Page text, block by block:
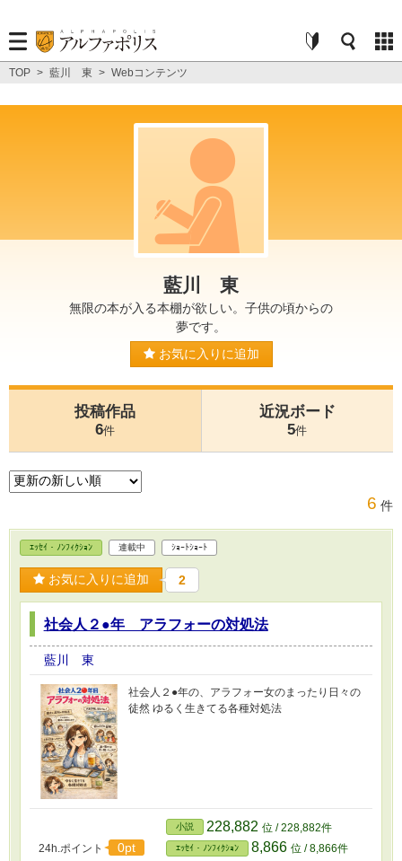
TOP > 藍川 東 > Webコンテンツ
藍川 東
無限の本が入る本棚が欲しい。子供の頃からの
夢です。
お気に入りに追加
投稿作品
6件
近況ボード
5件
6 件
ｴｯｾｲ・ﾉﾝﾌｨｸｼｮﾝ 連載中 ｼｮｰﾄｼｮｰﾄ
お気に入りに追加 2
社会人２●年 アラフォーの対処法
藍川 東
社会人２●年の、アラフォー女のまったり日々の
徒然 ゆるく生きてる各種対処法
24h.ポイント 0pt
小説 228,882 位 / 228,882件
ｴｯｾｲ・ﾉﾝﾌｨｸｼｮﾝ 8,866 位 / 8,866件